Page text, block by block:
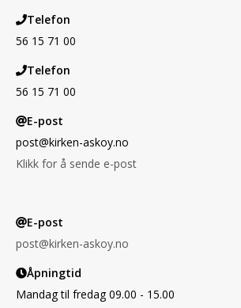
Telefon
56 15 71 00
Telefon
56 15 71 00
E-post
post@kirken-askoy.no
Klikk for å sende e-post
E-post
post@kirken-askoy.no
Åpningtid
Mandag til fredag 09.00 - 15.00